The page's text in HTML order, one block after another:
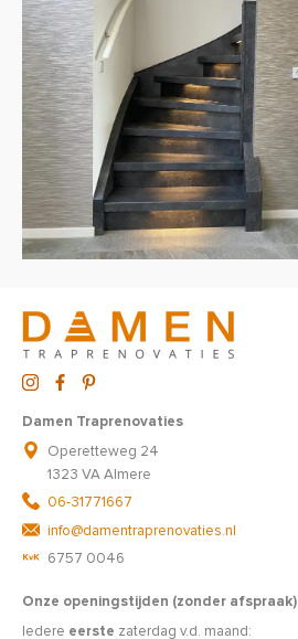
Damen Traprenovaties
Operetteweg 24
1323 VA Almere
06-31771667
info@damentraprenovaties.nl
6757 0046
Onze openingstijden (zonder afspraak)
Iedere eerste zaterdag v.d. maand: